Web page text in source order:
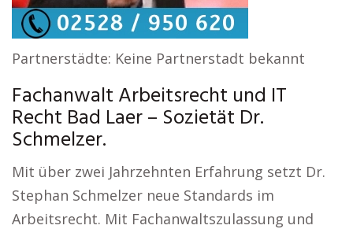
Partnerstädte: Keine Partnerstadt bekannt
Fachanwalt Arbeitsrecht und IT
Recht Bad Laer – Sozietät Dr.
Schmelzer.
Mit über zwei Jahrzehnten Erfahrung setzt Dr.
Stephan Schmelzer neue Standards im
Arbeitsrecht. Mit Fachanwaltszulassung und